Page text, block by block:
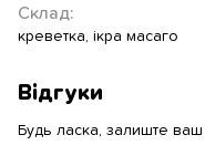
Склад:
креветка, ікра масаго
Відгуки
Будь ласка, залиште